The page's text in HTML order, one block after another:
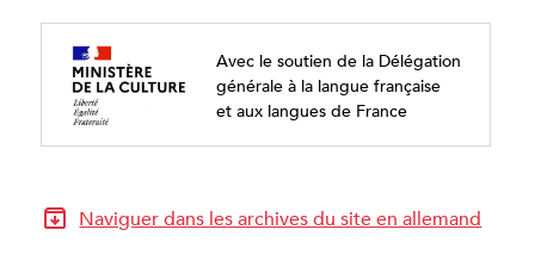
Avec le soutien de la Délégation
générale à la langue française
et aux langues de France
Naviguer dans les archives du site en allemand